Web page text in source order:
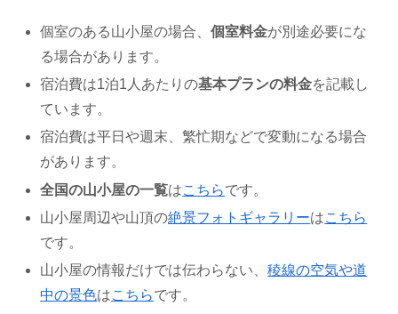
個室のある山小屋の場合、個室料金が別途必要にな
る場合があります。
宿泊費は1泊1人あたりの基本プランの料金を記載し
ています。
宿泊費は平日や週末、繁忙期などで変動になる場合
があります。
全国の山小屋の一覧はこちらです。
山小屋周辺や山頂の絶景フォトギャラリーはこちら
です。
山小屋の情報だけでは伝わらない、稜線の空気や道
中の景色はこちらです。